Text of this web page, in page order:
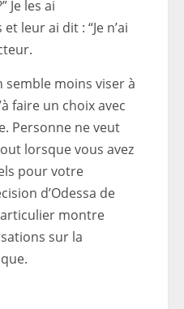
Je les ai
leur ai dit : “Je n’ai
semble moins viser à
faire un choix avec
Personne ne veut
lorsque vous avez
pour votre
d’Odessa de
montre
sur la